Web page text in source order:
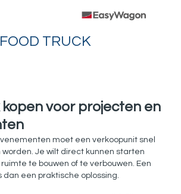
TRUCK
voor projecten en
moet een verkoopunit snel
Je wilt direct kunnen starten
te bouwen of te verbouwen. Een
dan een praktische oplossing.